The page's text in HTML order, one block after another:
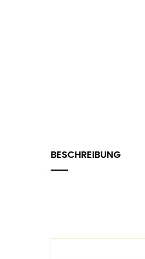
BESCHREIBUNG